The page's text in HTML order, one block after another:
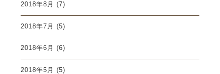
2018年8月 (7)
2018年7月 (5)
2018年6月 (6)
2018年5月 (5)